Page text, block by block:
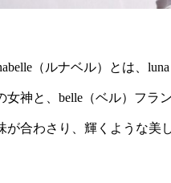
（ルナベル）とは、
女神と、belle（ベル）フラ
が合わさり、輝くような美